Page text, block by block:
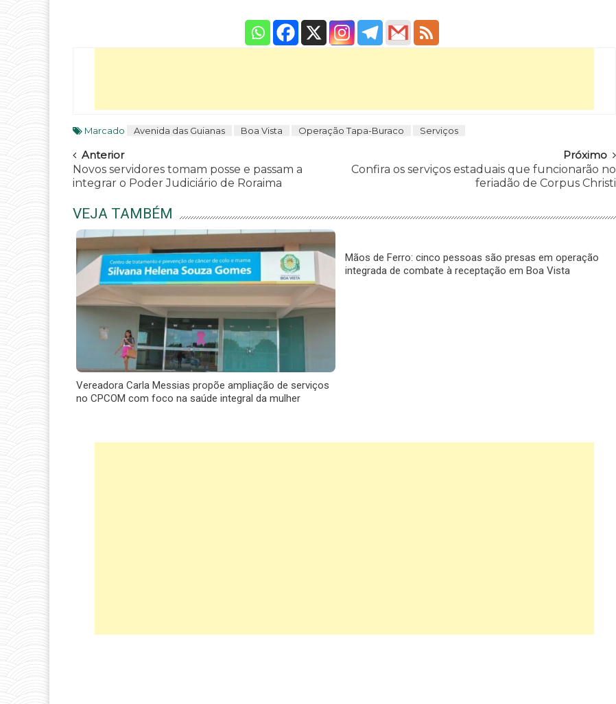
Marcado Avenida das Guianas Boa Vista Operação Tapa-Buraco Serviços
Navegar
Anterior
Novos servidores tomam posse e passam a
integrar o Poder Judiciário de Roraima
Próximo
Confira os serviços estaduais que funcionarão no
feriadão de Corpus Christi
VEJA TAMBÉM
Vereadora Carla Messias propõe ampliação de serviços
no CPCOM com foco na saúde integral da mulher
Mãos de Ferro: cinco pessoas são presas em operação
integrada de combate à receptação em Boa Vista